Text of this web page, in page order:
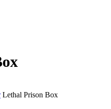
Lethal Prison Box